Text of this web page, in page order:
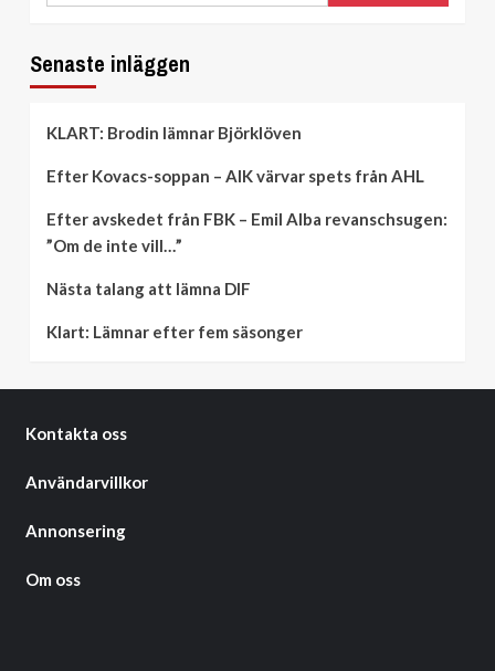
Senaste inläggen
KLART: Brodin lämnar Björklöven
Efter Kovacs-soppan – AIK värvar spets från AHL
Efter avskedet från FBK – Emil Alba revanschsugen:
”Om de inte vill…”
Nästa talang att lämna DIF
Klart: Lämnar efter fem säsonger
Kontakta oss
Användarvillkor
Annonsering
Om oss